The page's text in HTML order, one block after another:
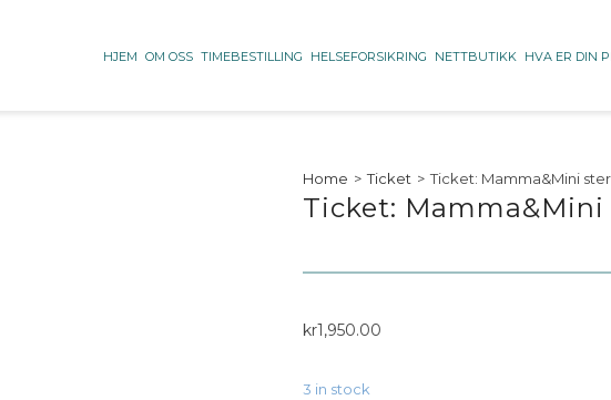
HJEM OM OSS TIMEBESTILLING HELSEFORSIKRING NETTBUTIKK HVA ER DIN
Home > Ticket > Ticket: Mamma&Mini
Ticket: Mamma&Mini
kr1,950.00
3 in stock